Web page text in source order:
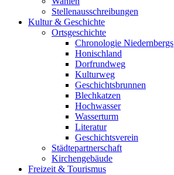
Stellenausschreibungen
Kultur & Geschichte
Ortsgeschichte
Chronologie Niedernbergs
Honischland
Dorfrundweg
Kulturweg
Geschichtsbrunnen
Blechkatzen
Hochwasser
Wasserturm
Literatur
Geschichtsverein
Städtepartnerschaft
Kirchengebäude
Freizeit & Tourismus